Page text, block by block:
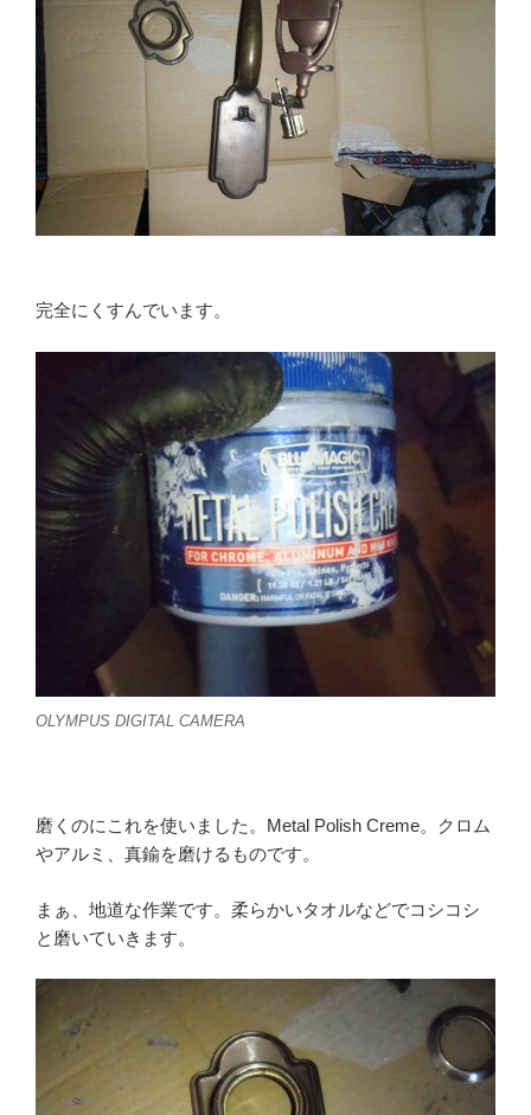
完全にくすんでいます。
OLYMPUS DIGITAL CAMERA
磨くのにこれを使いました。Metal Polish Creme。クロム
やアルミ、真鍮を磨けるものです。
まぁ、地道な作業です。柔らかいタオルなどでコシコシ
と磨いていきます。